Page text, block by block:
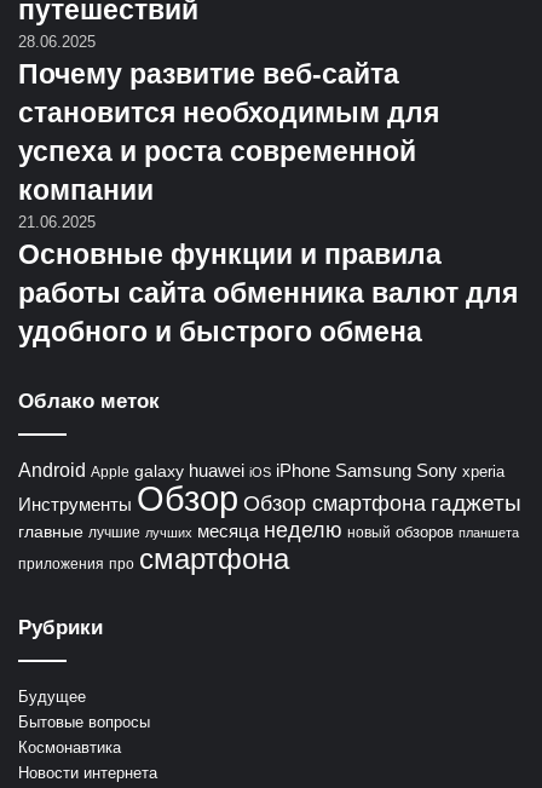
путешествий
28.06.2025
Почему развитие веб-сайта
становится необходимым для
успеха и роста современной
компании
21.06.2025
Основные функции и правила
работы сайта обменника валют для
удобного и быстрого обмена
Облако меток
Android Apple galaxy huawei iOS iPhone Samsung Sony xperia
Инструменты Обзор Обзор смартфона гаджеты
главные лучшие лучших месяца неделю новый обзоров планшета
приложения про смартфона
Рубрики
Будущее
Бытовые вопросы
Космонавтика
Новости интернета